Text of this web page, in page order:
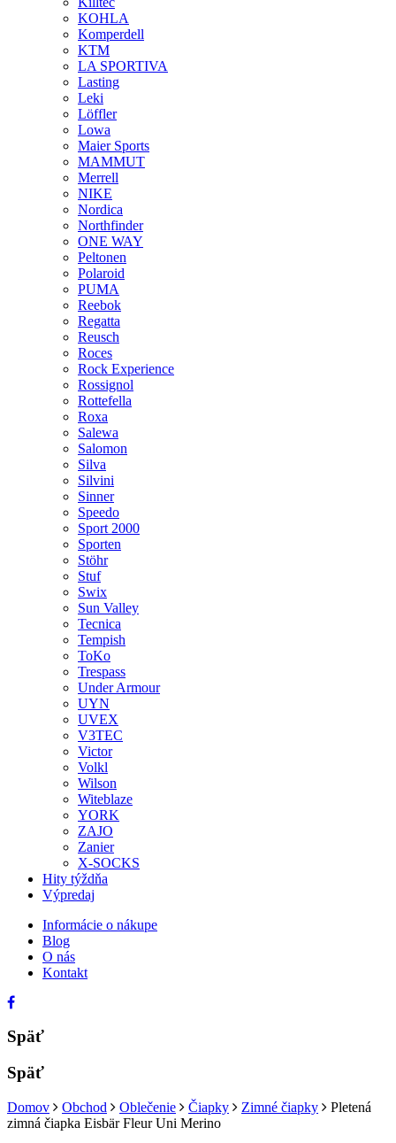
KOHLA
Komperdell
KTM
LA SPORTIVA
Lasting
Leki
Löffler
Lowa
Maier Sports
MAMMUT
Merrell
NIKE
Nordica
Northfinder
ONE WAY
Peltonen
Polaroid
PUMA
Reebok
Regatta
Reusch
Roces
Rock Experience
Rossignol
Rottefella
Roxa
Salewa
Salomon
Silva
Silvini
Sinner
Speedo
Sport 2000
Sporten
Stöhr
Stuf
Swix
Sun Valley
Tecnica
Tempish
ToKo
Trespass
Under Armour
UYN
UVEX
V3TEC
Victor
Volkl
Wilson
Witeblaze
YORK
ZAJO
Zanier
X-SOCKS
Hity týždňa
Výpredaj
Informácie o nákupe
Blog
O nás
Kontakt
Späť
Späť
Domov Obchod Oblečenie Čiapky Zimné čiapky
Pletená
zimná čiapka Eisbär Fleur Uni Merino